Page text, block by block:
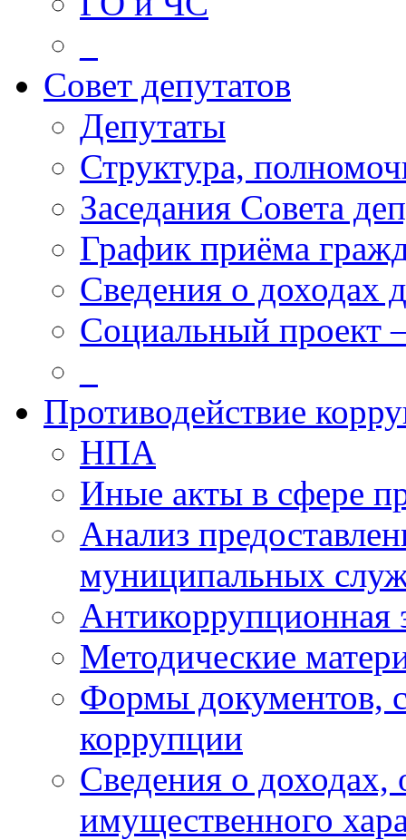
Совет депутатов
Депутаты
Структура,
Заседания Совета
График приёма
Сведения о доходах
Социальный проект
Противодействие
НПА
Иные акты в сфере
Анализ
муниципальных
Антикоррупционная
Методические
Формы документов,
коррупции
Сведения о доходах,
имущественного